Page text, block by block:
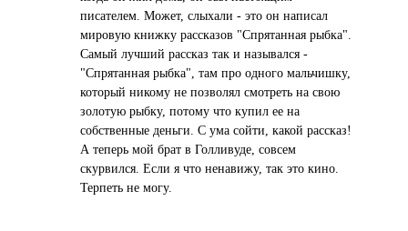
писателем. Может, слыхали - это он написал
мировую книжку рассказов "Спрятанная рыбка".
Самый лучший рассказ так и назывался -
"Спрятанная рыбка", там про одного мальчишку,
который никому не позволял смотреть на свою
золотую рыбку, потому что купил ее на
собственные деньги. С ума сойти, какой рассказ!
А теперь мой брат в Голливуде, совсем
скурвился. Если я что ненавижу, так это кино.
Терпеть не могу.